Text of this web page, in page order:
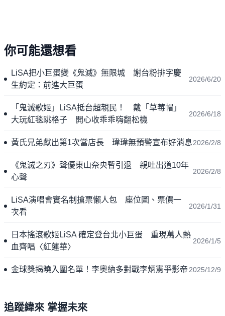
你可能還想看
LiSA把小巨蛋變《鬼滅》無限城 謝台粉排字慶
生約定：前進大巨蛋
2026/6/20
「鬼滅歌姬」LiSA抵台超親民！ 戴「草莓帽」
大玩紅毯跳格子 開心收乖乖嗨翻松機
2026/6/18
黃氏兄弟獻出第1次當店長 瑋瑋無預警宣布好消息2026/2/8
《鬼滅之刃》聲優東山奈央暫引退 親吐出道10年
心聲
2026/2/8
LiSA演唱會實名制搶票懶人包 座位圖、票價一
次看
2026/1/31
日本搖滾歌姬LiSA 確定登台北小巨蛋 重現萬人熱
血齊唱〈紅蓮華〉
2026/1/5
金球獎揭曉入圍名單！李奧納多對戰李炳憲爭影帝2025/12/9
追蹤緯來 掌握未來